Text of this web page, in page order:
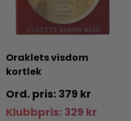
Oraklets visdom
kortlek
379 kr
Klubbpris: 329 kr